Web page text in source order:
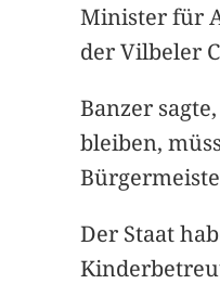
Minister für
der Vilbeler
Banzer
bleiben,
Der Staat